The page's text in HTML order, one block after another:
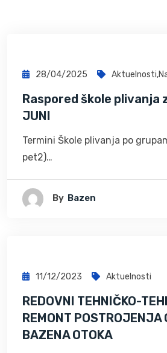
28/04/2025 Aktuelnosti,
Raspored škole plivanja
JUNI
Termini Škole plivanja po
pet2)…
By Bazen
11/12/2023 Aktuelnosti
REDOVNI TEHNIČKO-
REMONT POSTROJENJA
BAZENA OTOKA